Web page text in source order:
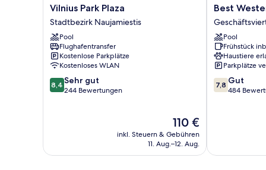
Vilnius
Park
Plaza
Stadtbezirk
Naujamiestis
Vilnius Park Plaza
Stadtbezirk Naujamiestis
Pool
Flughafentransfer
Kostenlose Parkplätze
Kostenloses WLAN
8.4
von
8,4 Sehr gut
244 Bewertungen
Der
Preis
beträgt
110 €
inkl. Steuern & Gebühren
11. Aug.–12. Aug.
Best
Western
Vilnius
von
Vilnius
Best
Pool
Frühstück
Haustiere
Parkplätze
7.8
von
7,8 Gut
484